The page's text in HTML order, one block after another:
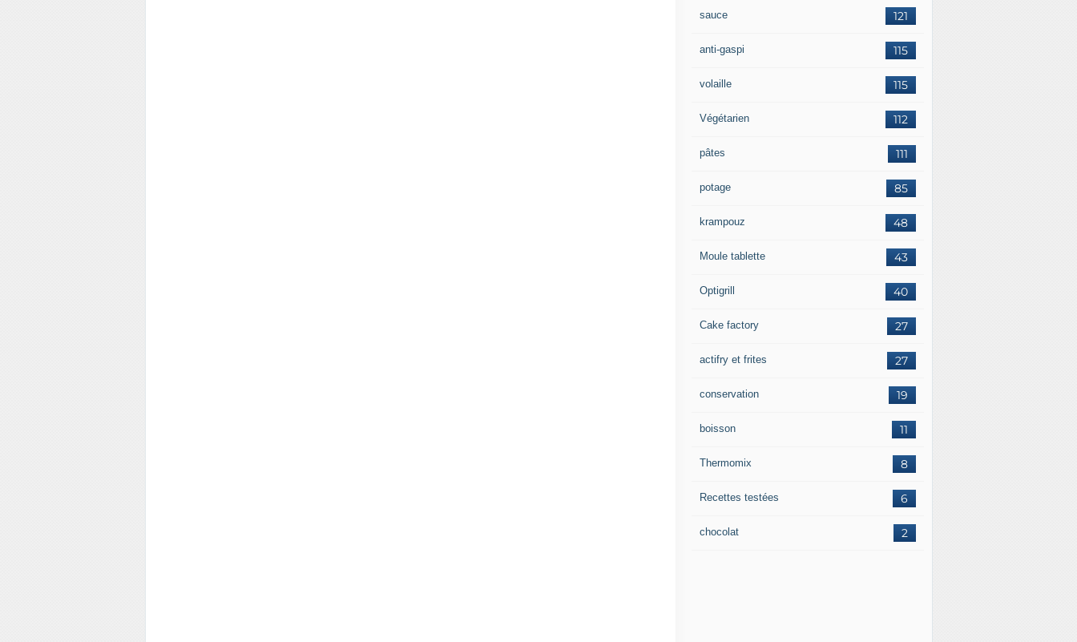
121
sauce
115
anti-gaspi
115
volaille
112
Végétarien
111
pâtes
85
potage
48
krampouz
43
Moule tablette
40
Optigrill
27
Cake factory
27
actifry et frites
19
conservation
11
boisson
8
Thermomix
6
Recettes testées
2
chocolat